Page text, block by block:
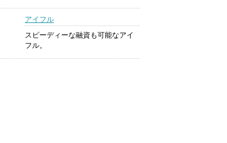
アイフル
スピーディーな融資も可能なアイ
フル。